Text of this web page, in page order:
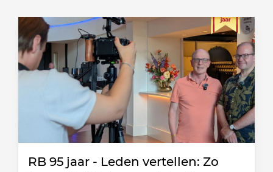
RB 95 jaar - Leden vertellen: Zo